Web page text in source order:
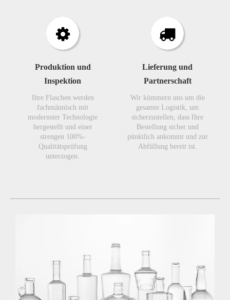
Produktion und
Inspektion
Ihre Flaschen werden
fachmännisch mit
modernster Technologie
hergestellt und einer
strengen 100%-
Qualitätsprüfung
unterzogen.​​​​​​​
Lieferung und
Partnerschaft
Wir kümmern uns um die
gesamte Logistik, um
sicherzustellen, dass Ihre
Bestellung sicher und
pünktlich ankommt und zur
Abfüllung bereit ist.